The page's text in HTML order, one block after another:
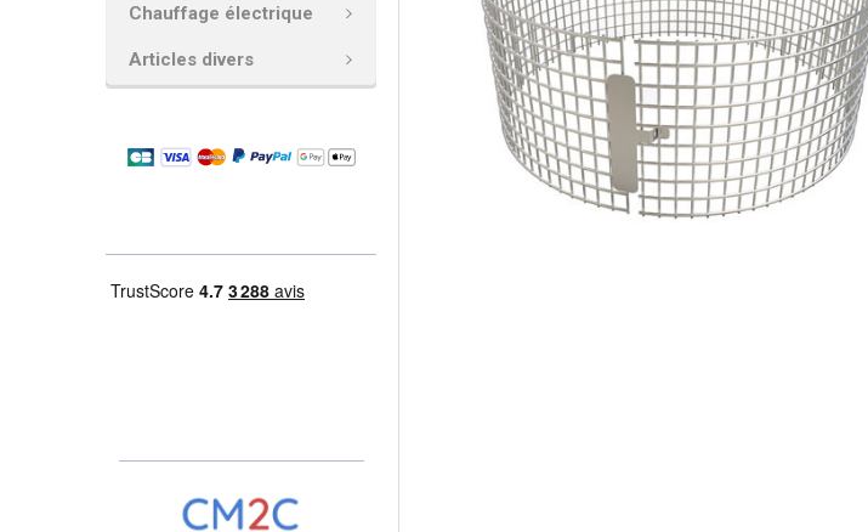
Chauffage électrique
Articles divers
AJOUTER
LA
SÉLECTION
AU PANIER